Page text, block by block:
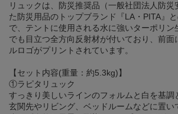
リュックは、防災推奨品（一般社団法人防災
た防災用品のトップブランド『LA・PITA』
で、テントに使用される水に強いターポリン
でも目立つ全方向反射材が付いており、前面
ルロゴがプリントされています。
【セット内容(重量：約5.3kg)】
①ラピタリュック
すっきり美しいラインのフォルムと白を基調
玄関先やリビング、ベッドルームなどに置い